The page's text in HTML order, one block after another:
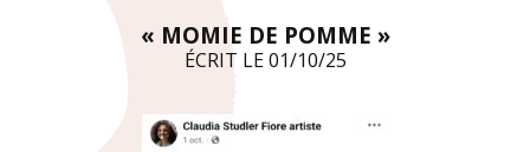
« MOMIE DE POMME »
ÉCRIT LE 01/10/25